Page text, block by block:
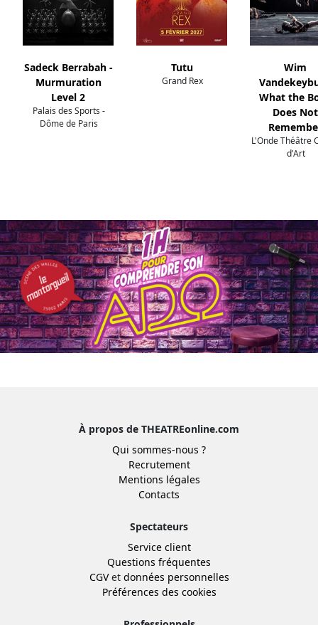
Sadeck Berrabah -
Murmuration
Level 2
Palais des Sports -
Dôme de Paris
Tutu
Grand Rex
Wim
What the
Does Not
L'Onde Théâtre
d'Art
À propos de THEATREonline.com
Qui sommes-nous ?
Recrutement
Mentions légales
Contacts
Spectateurs
Service client
Questions fréquentes
CGVet données personnelles
Préférences des cookies